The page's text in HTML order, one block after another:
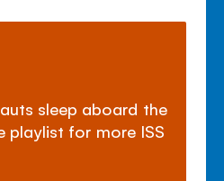
sleep aboard the
playlist for more ISS